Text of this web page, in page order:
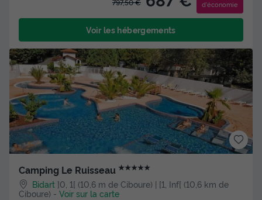
d'économie
Voir les hébergements
Camping Le Ruisseau ★★★★★
Bidart ]0, 1[ (10,6 m de Ciboure) | [1, Inf[ (10,6 km de
Ciboure) - Voir sur la carte